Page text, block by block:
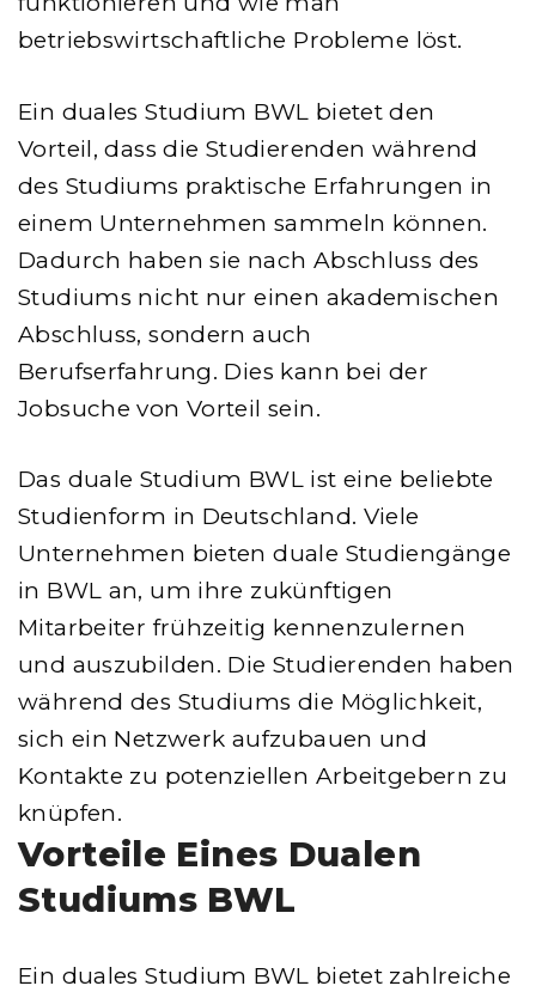
betriebswirtschaftliche Probleme löst.
Ein duales Studium BWL bietet den
Vorteil, dass die Studierenden während
des Studiums praktische Erfahrungen in
einem Unternehmen sammeln können.
Dadurch haben sie nach Abschluss des
Studiums nicht nur einen akademischen
Abschluss, sondern auch
Berufserfahrung. Dies kann bei der
Jobsuche von Vorteil sein.
Das duale Studium BWL ist eine beliebte
Studienform in Deutschland. Viele
Unternehmen bieten duale Studiengänge
in BWL an, um ihre zukünftigen
Mitarbeiter frühzeitig kennenzulernen
und auszubilden. Die Studierenden haben
während des Studiums die Möglichkeit,
sich ein Netzwerk aufzubauen und
Kontakte zu potenziellen Arbeitgebern zu
knüpfen.
Vorteile Eines Dualen
Studiums BWL
Ein duales Studium BWL bietet zahlreiche